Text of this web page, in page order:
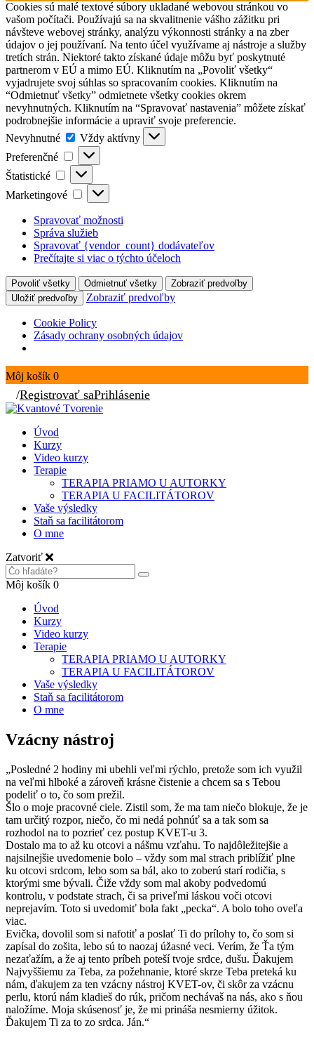
Cookies sú malé textové súbory ukladané webovou stránkou vo
vašom počítači. Používajú sa na skvalitnenie vášho zážitku pri
návšteve webovej stránky, analýzu výkonnosti stránky a na zber
údajov o jej používaní. Na tento účel využívame aj nástroje a služby
tretích strán. Niektoré takto získané údaje môžu byť poskytnuté
partnerom v EÚ a mimo EÚ. Kliknutím na „Povoliť všetky“
vyjadrujete svoj súhlas so spracovaním cookies. Kliknutím na
“Odmietnuť všetky” odmietnete všetky cookies okrem
nevyhnutných. Kliknutím na “Spravovať nastavenia” môžete získať
podrobnejšie informácie a upraviť svoje preferencie.
Nevyhnutné
Nevyhnutné
Vždy aktívny
Preferenčné
Preferenčné
Štatistické Štatistické
Marketingové Marketingové
Spravovať možnosti
Správa služieb
Spravovať {vendor_count} dodávateľov
Prečítajte si viac o týchto účeloch
Povoliť všetky Odmietnuť všetky
Zobraziť predvoľby
Uložiť predvoľby
Zobraziť predvoľby
Cookie Policy
Zásady ochrany osobných údajov
Môj košík 0
/Registrovať saPrihlásenie
Úvod
Kurzy
Video kurzy
Terapie
TERAPIA PRIAMO U AUTORKY
TERAPIA U FACILITÁTOROV
Vaše výsledky
Staň sa facilitátorom
O mne
Zatvoriť
Môj košík 0
Úvod
Kurzy
Video kurzy
Terapie
TERAPIA PRIAMO U AUTORKY
TERAPIA U FACILITÁTOROV
Vaše výsledky
Staň sa facilitátorom
O mne
Vzácny nástroj
„Posledné 2 hodiny mi ubehli veľmi rýchlo, pretože som ich využil
na veľmi hlboké a zároveň krásne čistenie a chcem sa s Tebou
podeliť o to, čo som prežil.
Šlo o moje pracovné ciele. Zistil som, že ma tam niečo blokuje, že je
tam určitý rozpor, niečo, čo mi nedá pohnúť sa a tak som sa
rozhodol na to pozrieť cez postup KVET-u 3.
Dostalo ma to až ku otcovi a nášmu vzťahu. To najdôležitejšie a
najsilnejšie uvedomenie bolo – vždy som mal strach priblížiť plne
ku otcovi srdcom, lebo som sa bál, ako to zoberú starí rodičia, s
ktorými sme bývali. Čiže vždy som mal akoby podvedomú
kontrolu, v podstate strach, či sa priveľmi láskou voči otcovi
neprejavím. Toto si uvedomiť bola fakt „pecka“. A bolo toho oveľa
viac.
Evička, dovolil som si nafotiť a poslať Ti do prílohy to, čo som si
zapísal do zošita, lebo sú to naozaj úžasné veci. Verím, že Ťa tým
nezaťažím, a že aj tento príbeh poteší tvoje srdce, dušu. Ďakujem
Najvyššiemu za Teba, za požehnanie, ktoré skrze Teba preteká ku
nám, ďakujem za ten vzácny nástroj KVET-ov, či skôr za vzácnu
perlu, ktorú nám kladieš do rúk, pričom nechávaš na nás, ako s ňou
naložíme. Moja skúsenosť je, že mi prináša nesmierny úžitok.
Ďakujem Ti za to zo srdca. Ján.“